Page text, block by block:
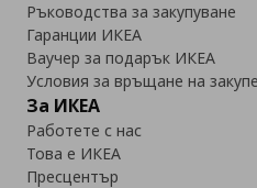
Ръководства за закупуване
Гаранции ИКЕА
Ваучер за подарък ИКЕА
Условия за връщане на
За ИКЕА
Работете с нас
Това е ИКЕА
Пресцентър